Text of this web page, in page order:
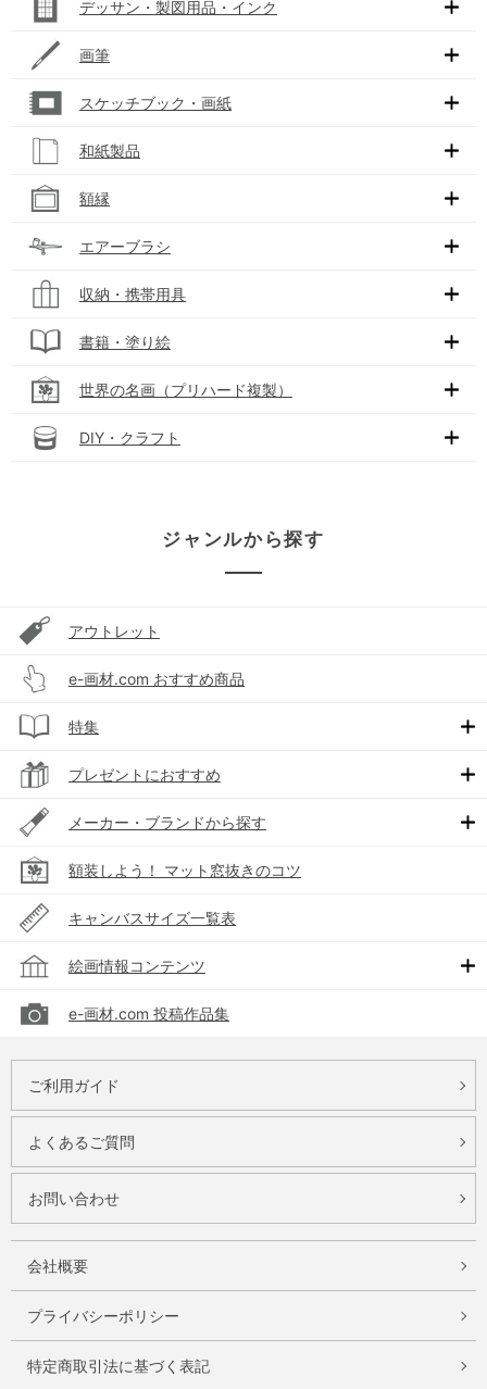
デッサン・製図用品・インク
画筆
スケッチブック・画紙
和紙製品
額縁
エアーブラシ
収納・携帯用具
書籍・塗り絵
世界の名画（プリハード複製）
DIY・クラフト
ジャンルから探す
アウトレット
e-画材.com おすすめ商品
特集
プレゼントにおすすめ
メーカー・ブランドから探す
額装しよう！ マット窓抜きのコツ
キャンバスサイズ一覧表
絵画情報コンテンツ
e-画材.com 投稿作品集
ご利用ガイド
よくあるご質問
お問い合わせ
会社概要
プライバシーポリシー
特定商取引法に基づく表記